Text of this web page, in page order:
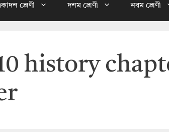
শ্রেণী দশম শ্রেণী নবম শ্রেণী
history